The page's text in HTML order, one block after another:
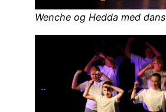
Wenche og Hedda med dans